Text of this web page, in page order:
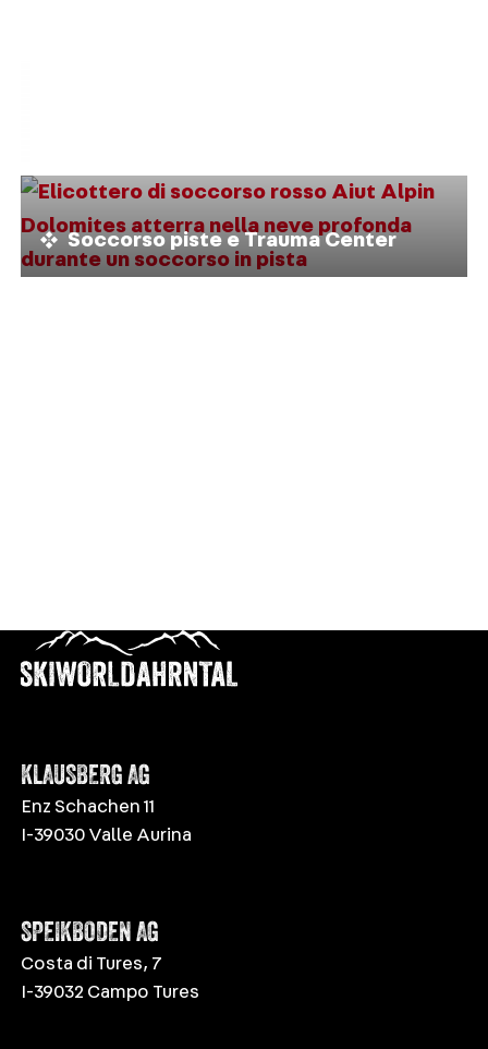
Soccorso piste e Trauma Center
KLAUSBERG AG
Enz Schachen 11
I-39030 Valle Aurina
SPEIKBODEN AG
Costa di Tures, 7
I-39032 Campo Tures